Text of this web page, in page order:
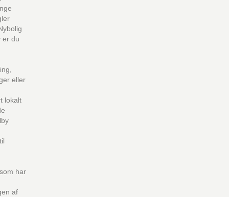
er du
eller
lokalt
har
af